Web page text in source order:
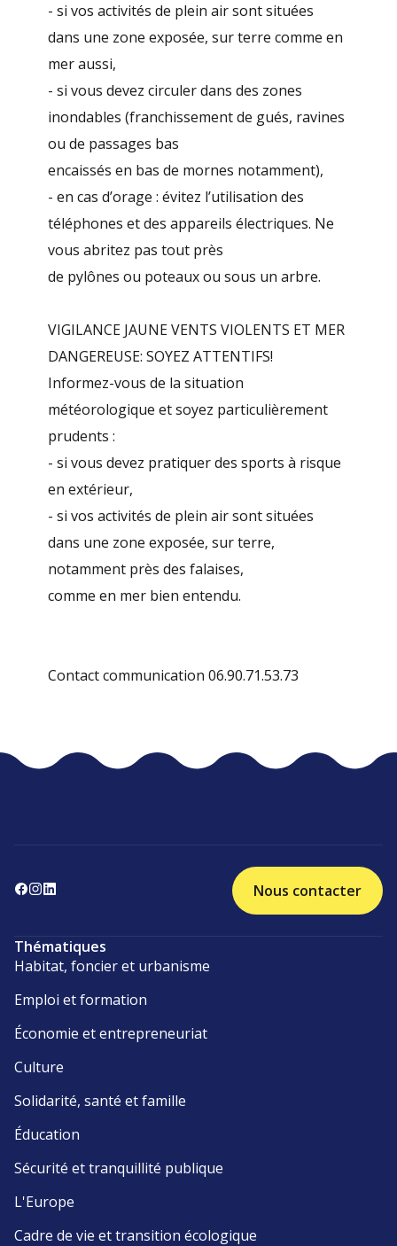
- si vos activités de plein air sont situées
dans une zone exposée, sur terre comme en
mer aussi,
- si vous devez circuler dans des zones
inondables (franchissement de gués, ravines
ou de passages bas
encaissés en bas de mornes notamment),
- en cas d’orage : évitez l’utilisation des
téléphones et des appareils électriques. Ne
vous abritez pas tout près
de pylônes ou poteaux ou sous un arbre.
VIGILANCE JAUNE VENTS VIOLENTS ET MER
DANGEREUSE: SOYEZ ATTENTIFS!
Informez-vous de la situation
météorologique et soyez particulièrement
prudents :
- si vous devez pratiquer des sports à risque
en extérieur,
- si vos activités de plein air sont situées
dans une zone exposée, sur terre,
notamment près des falaises,
comme en mer bien entendu.
Contact communication 06.90.71.53.73
Nous contacter
Thématiques
Habitat, foncier et urbanisme
Emploi et formation
Économie et entrepreneuriat
Culture
Solidarité, santé et famille
Éducation
Sécurité et tranquillité publique
L'Europe
Cadre de vie et transition écologique